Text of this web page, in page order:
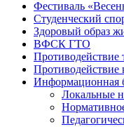
Фестиваль
Студенческий
Здоровый образ
ВФСК ГТО
Противодействие
Противодействие
Информационная
Локальные